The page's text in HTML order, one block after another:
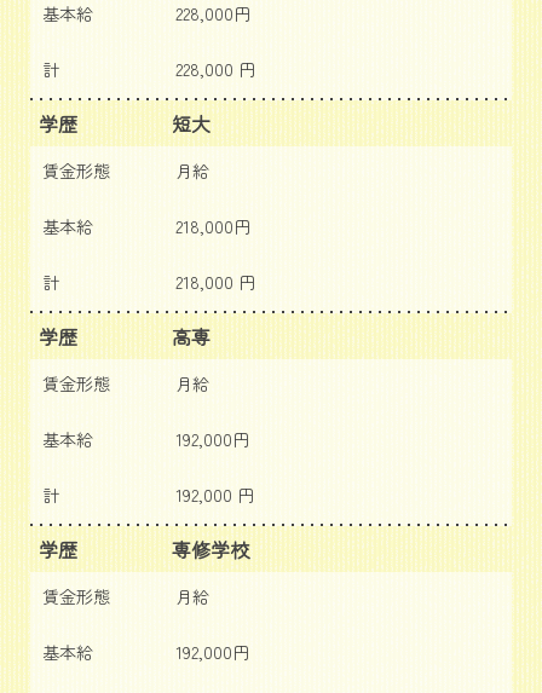
基本給 228,000円
計 228,000 円
学歴 短大
賃金形態 月給
基本給 218,000円
計 218,000 円
学歴 高専
賃金形態 月給
基本給 192,000円
計 192,000 円
学歴 専修学校
賃金形態 月給
基本給 192,000円